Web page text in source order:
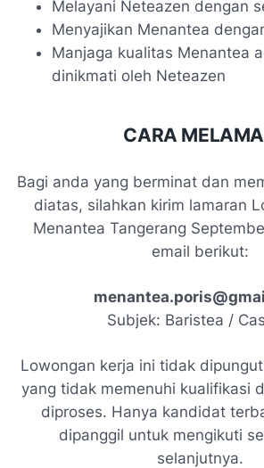
Melayani Neteazen dengan
Menyajikan Menantea
Manjaga kualitas Menantea
dinikmati oleh Neteazen
CARA
Bagi anda yang berminat dan
diatas, silahkan kirim lamaran
Menantea Tangerang
email berikut:
Subjek: Baristea /
Lowongan kerja ini tidak
yang tidak memenuhi kualifikasi
diproses. Hanya kandidat
dipanggil untuk mengikuti
selanjutnya.